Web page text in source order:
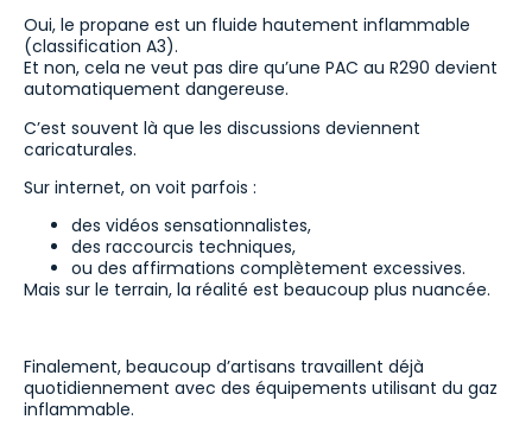
Oui, le propane est un fluide hautement inflammable
(classification A3).
Et non, cela ne veut pas dire qu’une PAC au R290 devient
automatiquement dangereuse.
C’est souvent là que les discussions deviennent
caricaturales.
Sur internet, on voit parfois :
des vidéos sensationnalistes,
des raccourcis techniques,
ou des affirmations complètement excessives.
Mais sur le terrain, la réalité est beaucoup plus nuancée.
Finalement, beaucoup d’artisans travaillent déjà
quotidiennement avec des équipements utilisant du gaz
inflammable.